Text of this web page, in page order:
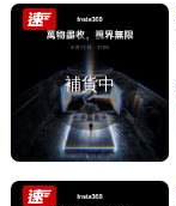
補貨中